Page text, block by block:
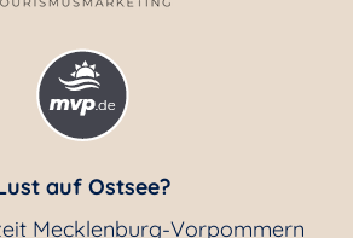
auf Ostsee?
Mecklenburg-Vorpommern